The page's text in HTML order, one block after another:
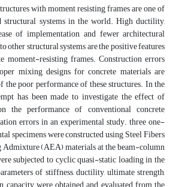
with moment resisting frames are one of
structural systems in the world. High ductility,
of implementation, and fewer architectural
other structural systems are the positive features
moment-resisting frames. Construction errors
mixing designs for concrete materials are
the poor performance of these structures. In the
has been made to investigate the effect of
the performance of conventional concrete
errors in an experimental study. three one-
specimens were constructed using Steel Fibers
(AEA) materials at the beam-column
subjected to cyclic quasi-static loading in the
of stiffness, ductility, ultimate strength,